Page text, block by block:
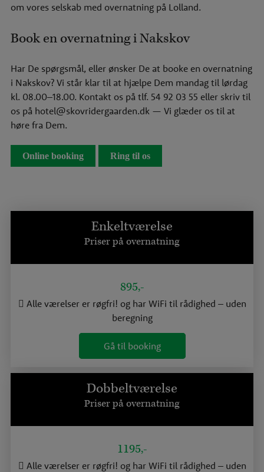
om vores selskab med overnatning på Lolland.
Book en overnatning i Nakskov
Har De spørgsmål, eller ønsker De at booke en overnatning
i Nakskov? Vi står klar til at hjælpe Dem mandag til lørdag
kl. 08.00–18.00. Kontakt ospå tlf. 54 92 03 55 eller skriv til
os på hotel@skovridergaarden.dk — Vi glæder os til at
høre fra Dem.
Online booking Ring til os
Enkeltværelse
Priser på overnatning
895,-
Alle værelser er røgfri! og har WiFi til rådighed – uden
beregning
Gå til booking
Dobbeltværelse
Priser på overnatning
1195,-
Alle værelser er røgfri! og har WiFi til rådighed – uden